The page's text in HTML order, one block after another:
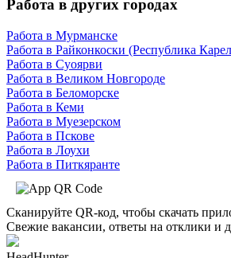
Работа в других городах
Работа в Мурманске
Работа в Райконкоски (Республика
Работа в Суоярви
Работа в Великом Новгороде
Работа в Беломорске
Работа в Кеми
Работа в Муезерском
Работа в Пскове
Работа в Лоухи
Работа в Питкяранте
Сканируйте QR-код, чтобы скачать
Свежие вакансии, ответы на отклики и